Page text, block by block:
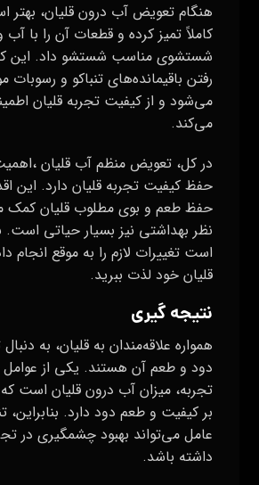
هنگام تعویض آب درون قلیان، بهتر
کاملاً تمیز کرده و قطعات آن را با
شستشوی مناسب شستشو داد. این
رفتن باقیمانده‌های تنباکو و رسوبات
می‌شود و از کیفیت تجربه قلیان
می‌کند.
در کل، تعویض منظم آب قلیان
حفظ کیفیت تجربه قلیان دارد. این
حفظ طعم و بوی مطلوب قلیان کمک
نظر بهداشتی نیز بسیار حیاتی است.
است تغییرات لازم را به موقع انجام
قلیان خود لذت ببرید.
نتیجه گیری
همواره علاقه‌مندان به قلیان، به
دود و طعم آن هستند. یکی از عوامل
تجربه، میزان آب درون قلیان است
بر کیفیت و طعم دود دارد. بنابراین،
عامل می‌تواند بهبود چشمگیری در
داشته باشد.